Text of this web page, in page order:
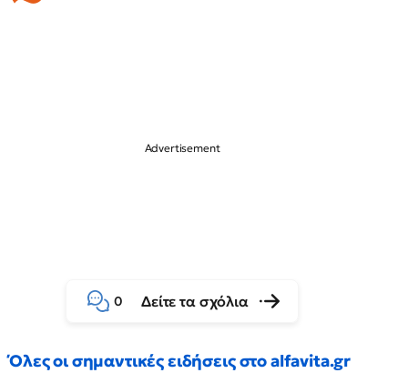
0 Δείτε τα σχόλια
Όλες οι σημαντικές ειδήσεις στο alfavita.gr